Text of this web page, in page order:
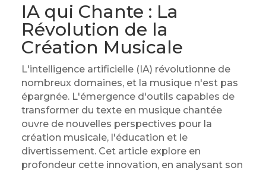
IA qui Chante : La
Révolution de la
Création Musicale
L'intelligence artificielle (IA) révolutionne de
nombreux domaines, et la musique n'est pas
épargnée. L'émergence d'outils capables de
transformer du texte en musique chantée
ouvre de nouvelles perspectives pour la
création musicale, l'éducation et le
divertissement. Cet article explore en
profondeur cette innovation, en analysant son